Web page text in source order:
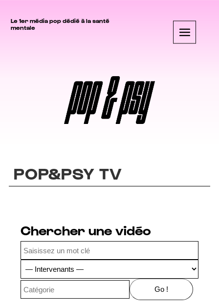
Le 1er média pop dédié à la santé
mentale
POP&PSY TV
Chercher une vidéo